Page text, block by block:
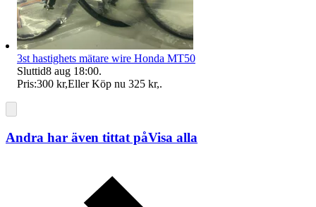
3st hastighets mätare wire Honda MT50
Sluttid8 aug 18:00.
Pris:300 kr,Eller Köp nu 325 kr,.
Andra har även tittat påVisa alla